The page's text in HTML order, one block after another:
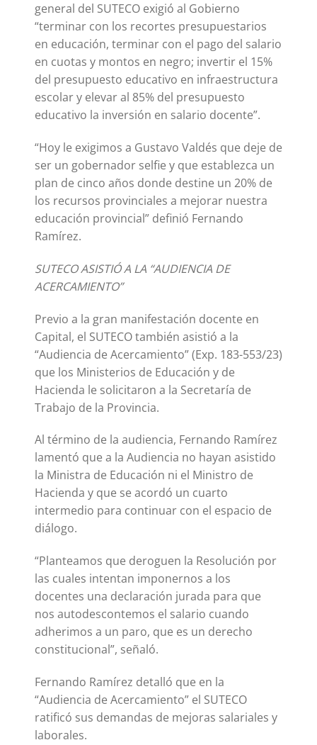
general del SUTECO exigió al Gobierno
“terminar con los recortes presupuestarios
en educación, terminar con el pago del salario
en cuotas y montos en negro; invertir el 15%
del presupuesto educativo en infraestructura
escolar y elevar al 85% del presupuesto
educativo la inversión en salario docente”.
“Hoy le exigimos a Gustavo Valdés que deje de
ser un gobernador selfie y que establezca un
plan de cinco años donde destine un 20% de
los recursos provinciales a mejorar nuestra
educación provincial” definió Fernando
Ramírez.
SUTECO ASISTIÓ A LA “AUDIENCIA DE
ACERCAMIENTO”
Previo a la gran manifestación docente en
Capital, el SUTECO también asistió a la
“Audiencia de Acercamiento” (Exp. 183-553/23)
que los Ministerios de Educación y de
Hacienda le solicitaron a la Secretaría de
Trabajo de la Provincia.
Al término de la audiencia, Fernando Ramírez
lamentó que a la Audiencia no hayan asistido
la Ministra de Educación ni el Ministro de
Hacienda y que se acordó un cuarto
intermedio para continuar con el espacio de
diálogo.
“Planteamos que deroguen la Resolución por
las cuales intentan imponernos a los
docentes una declaración jurada para que
nos autodescontemos el salario cuando
adherimos a un paro, que es un derecho
constitucional”, señaló.
Fernando Ramírez detalló que en la
“Audiencia de Acercamiento” el SUTECO
ratificó sus demandas de mejoras salariales y
laborales.